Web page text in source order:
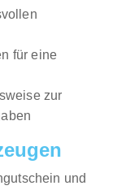
für eine
zur
und